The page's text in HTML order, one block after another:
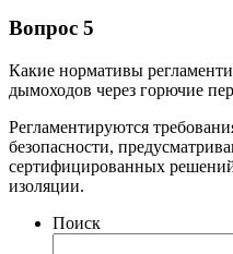
Вопрос 5
Какие нормативы
дымоходов через горючие
Регламентируются
безопасности,
сертифицированных
изоляции.
Поиск